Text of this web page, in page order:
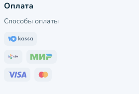
Оплата
Способы оплаты